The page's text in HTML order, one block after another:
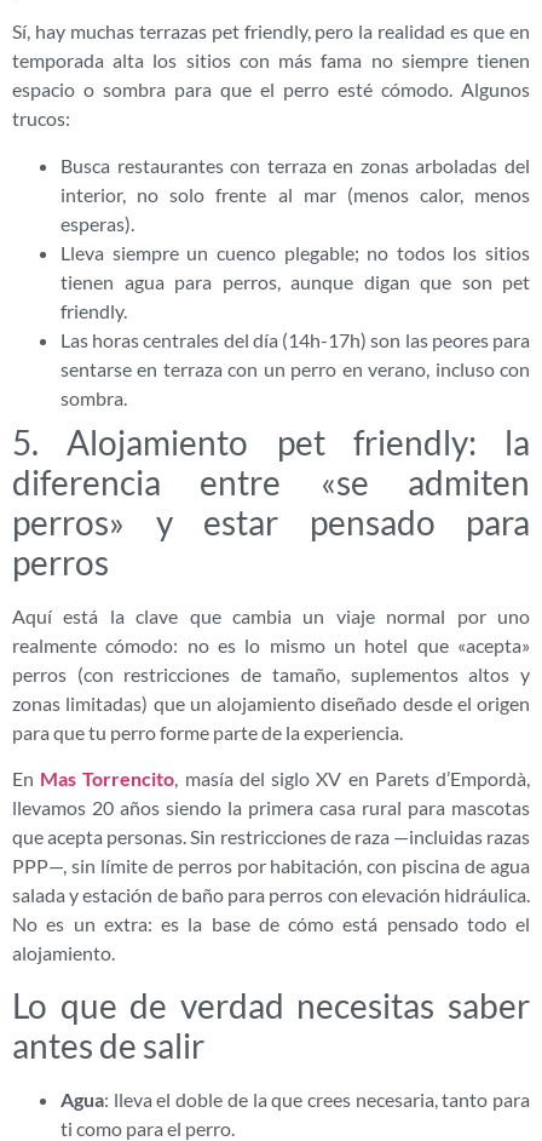
Sí, hay muchas terrazas pet friendly, pero la realidad es que en
temporada alta los sitios con más fama no siempre tienen
espacio o sombra para que el perro esté cómodo. Algunos
trucos:
Busca restaurantes con terraza en zonas arboladas del
interior, no solo frente al mar (menos calor, menos
esperas).
Lleva siempre un cuenco plegable; no todos los sitios
tienen agua para perros, aunque digan que son pet
friendly.
Las horas centrales del día (14h-17h) son las peores para
sentarse en terraza con un perro en verano, incluso con
sombra.
5. Alojamiento pet friendly: la
diferencia entre «se admiten
perros» y estar pensado para
perros
Aquí está la clave que cambia un viaje normal por uno
realmente cómodo: no es lo mismo un hotel que «acepta»
perros (con restricciones de tamaño, suplementos altos y
zonas limitadas) que un alojamiento diseñado desde el origen
para que tu perro forme parte de la experiencia.
En Mas Torrencito, masía del siglo XV en Parets d’Empordà,
llevamos 20 años siendo la primera casa rural para mascotas
que acepta personas. Sin restricciones de raza —incluidas razas
PPP—, sin límite de perros por habitación, con piscina de agua
salada y estación de baño para perros con elevación hidráulica.
No es un extra: es la base de cómo está pensado todo el
alojamiento.
Lo que de verdad necesitas saber
antes de salir
Agua: lleva el doble de la que crees necesaria, tanto para
ti como para el perro.